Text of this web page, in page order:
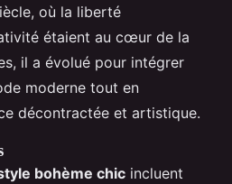
où la liberté
étaient au cœur de la
il a évolué pour intégrer
moderne tout en
décontractée et artistique.
bohème chic incluent